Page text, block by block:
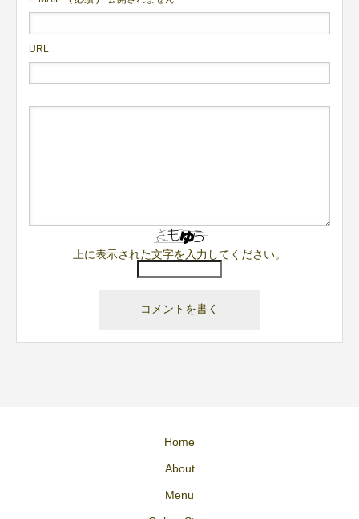
URL
上に表示された文字を入力してください。
Home
About
Menu